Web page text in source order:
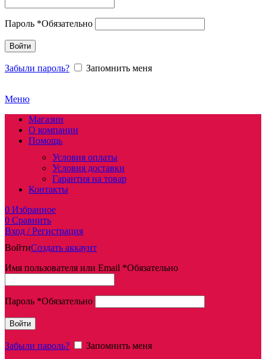
Пароль *Обязательно
Войти
Забыли пароль? Запомнить меня
Меню
Магазин
О компании
Помощь
Условия оплаты
Условия доставки
Гарантия на товар
Контакты
0 Избранное
0 Сравнить
Вход / Регистрация
ВойтиСоздать аккаунт
Имя пользователя или Email *Обязательно
Пароль *Обязательно
Войти
Забыли пароль? Запомнить меня